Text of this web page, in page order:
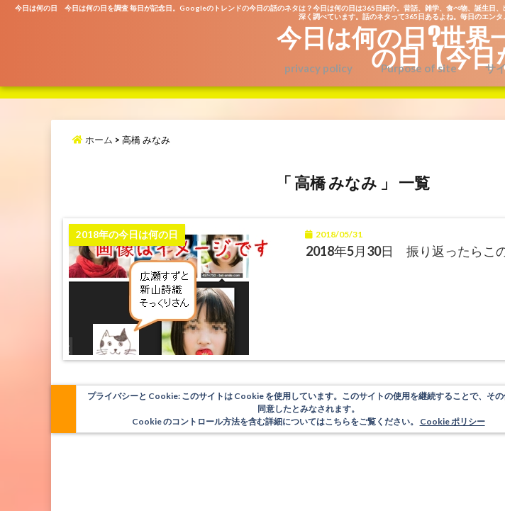
今日は何の日 今日は何の日を調査 毎日が記念日。Googleのトレンドの今日の話のネタは？今日は何の日は365日紹介。昔話、雑学、食べ物、誕生
深く調べています。話のネタって365日あるよね。毎日のエン
今日は何の日?世界
の日【今日
privacy policy Purpose of site サ
ホーム > 高橋 みなみ
「 高橋 みなみ 」 一覧
2018年の今日は何の日 2018/05/31
2018年5月30日 振り返ったらこ
プライバシーと Cookie: このサイトは Cookie を使用しています。このサイトの使用を継続することで、そ
同意したとみなされます。
Cookie のコントロール方法を含む詳細についてはこちらをご覧ください。 Cookie ポリシー